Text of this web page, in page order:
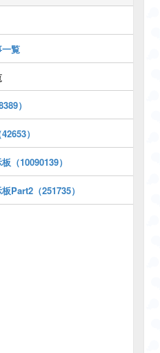
覧
）
）
（10090139）
Part2（251735）